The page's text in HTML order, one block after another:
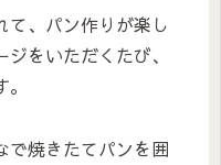
て、パン作りが楽し
をいただくたび、
で焼きたてパンを囲